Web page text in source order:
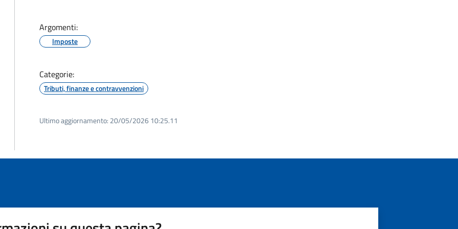
Argomenti:
Imposte
Categorie:
Tributi, finanze e contravvenzioni
Ultimo aggiornamento: 20/05/2026 10:25.11